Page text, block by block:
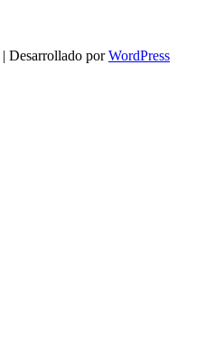
| Desarrollado porWordPress